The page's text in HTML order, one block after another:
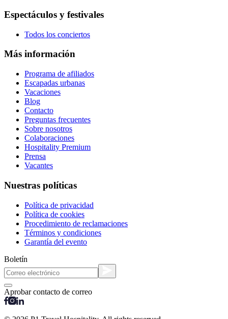
Espectáculos y festivales
Todos los conciertos
Más información
Programa de afiliados
Escapadas urbanas
Vacaciones
Blog
Contacto
Preguntas frecuentes
Sobre nosotros
Colaboraciones
Hospitality Premium
Prensa
Vacantes
Nuestras políticas
Política de privacidad
Política de cookies
Procedimiento de reclamaciones
Términos y condiciones
Garantía del evento
Boletín
Aprobar contacto de correo